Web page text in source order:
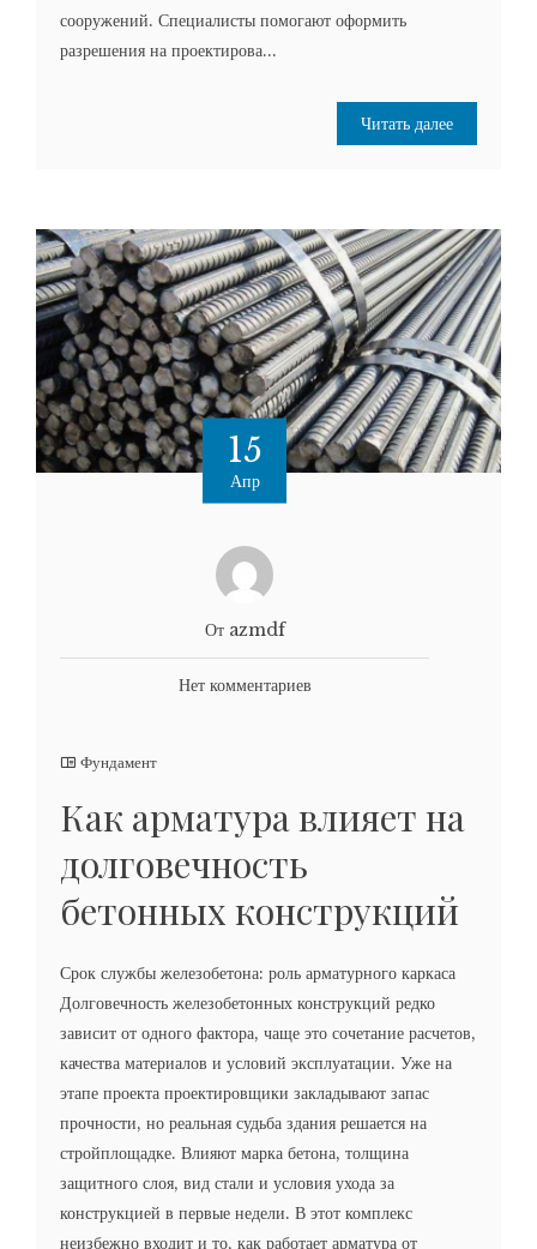
сооружений. Специалисты помогают оформить
разрешения на проектирова...
Читать далее
15
Апр
От azmdf
Нет комментариев
Фундамент
Как арматура влияет на
долговечность
бетонных конструкций
Срок службы железобетона: роль арматурного каркаса
Долговечность железобетонных конструкций редко
зависит от одного фактора, чаще это сочетание расчетов,
качества материалов и условий эксплуатации. Уже на
этапе проекта проектировщики закладывают запас
прочности, но реальная судьба здания решается на
стройплощадке. Влияют марка бетона, толщина
защитного слоя, вид стали и условия ухода за
конструкцией в первые недели. В этот комплекс
неизбежно входит и то, как работает арматура от